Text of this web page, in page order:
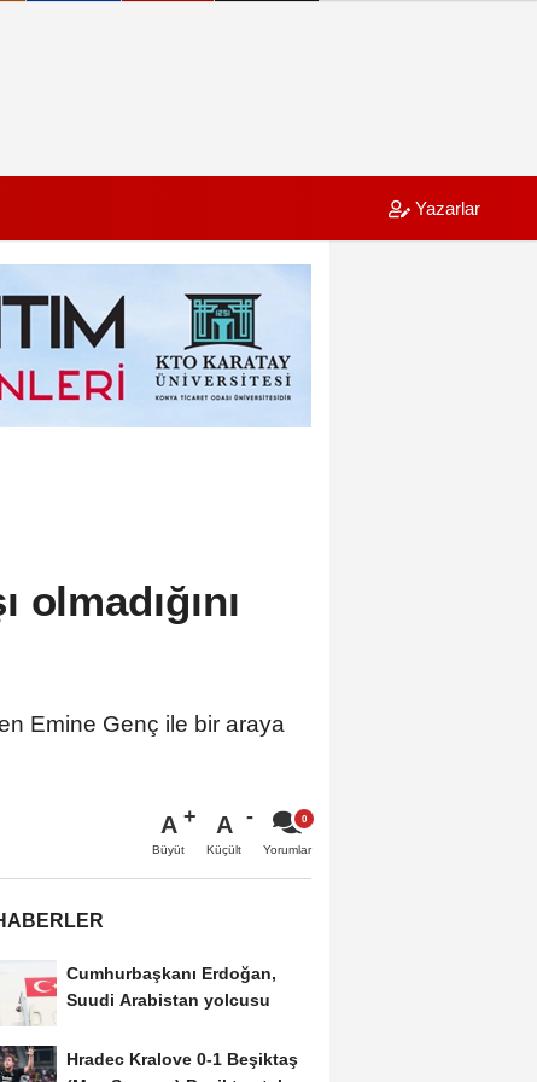
Yazarlar
Emine Genç ile bir araya
A
Büyüt
A
Küçült Yorumlar
Cumhurbaşkanı Erdoğan,
Suudi Arabistan yolcusu
Hradec Kralove 0-1 Beşiktaş